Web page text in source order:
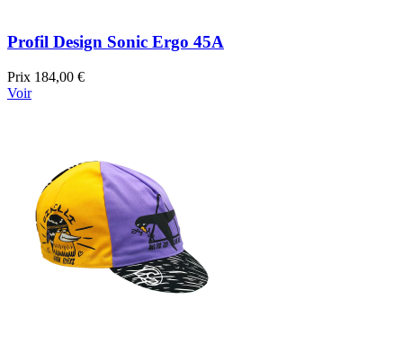
Profil Design Sonic Ergo 45A
Prix 184,00 €
Voir